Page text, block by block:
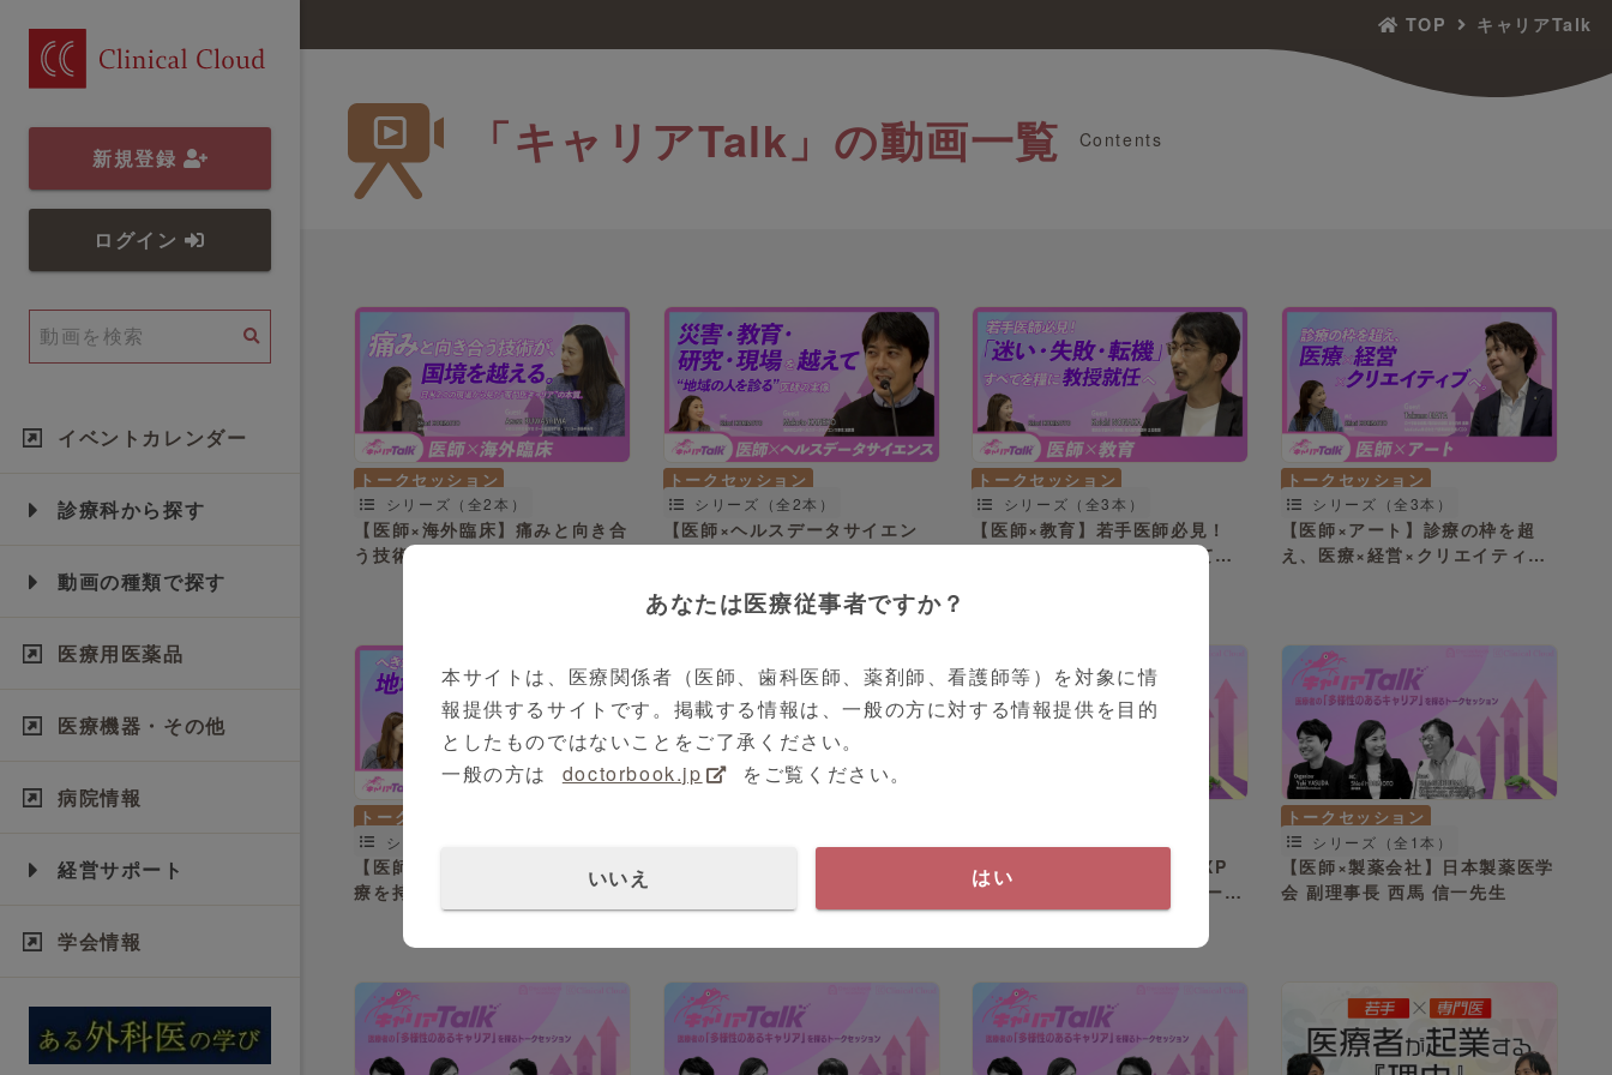
新規登録
ログイン
イベントカレンダー
診療科から探す
動画の種類で探す
医療用医薬品
医療機器・その他
病院情報
経営サポート
学会情報
TOP キャリアTalk
「キャリアTalk」の動画一覧 Contents
トークセッション
シリーズ（全2本）
【医師×海外臨床】痛みと向き合
う技術が国境を超える。日米2つ
トークセッション
シリーズ（全2本）
【医師×ヘルスデータサイエン
実験
トークセッション
シリーズ（全3本）
【医師×教育】若手医師必見！
「迷い・失敗・転機」すべてを
トークセッション
シリーズ（全3本）
【医師×アート】診療の枠を超
え、医療×経営×クリエイティブ
トークセッション
シリーズ（全3本）
【医師×へき地】へき地の地域医
療を持続可能にするための挑戦
民・学・医、4つの現場から見た
日本の医療
【医師×スタートアップ】TXP
Medical 医療プラットフォーム
事業本部 佐藤 雅和先生
トークセッション
シリーズ（全1本）
【医師×製薬会社】日本製薬医学
会 副理事長 西馬 信一先生
あなたは医療従事者ですか？
本サイトは、医療関係者（医師、歯科医師、薬剤師、看護師等）を対象に情
報提供するサイトです。掲載する情報は、一般の方に対する情報提供を目的
としたものではないことをご了承ください。
一般の方は
doctorbook.jp をご覧ください。
いいえ はい